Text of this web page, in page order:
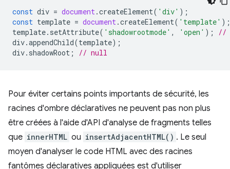
const div = document.createElement( 'div' );
const template = document.createElement( 'template' );
template. setAttribute( 'shadowrootmode' , 'open' );
//
div.appendChild(template);
div. shadowRoot ; // null
Pour éviter certains points importants de sécurité, les
racines d'ombre déclaratives ne peuvent pas non plus
être créées à l'aide d'API d'analyse de fragments telles
que innerHTML ou insertAdjacentHTML() . Le seul
moyen d'analyser le code HTML avec des racines
fantômes déclaratives appliquées est d'utiliser